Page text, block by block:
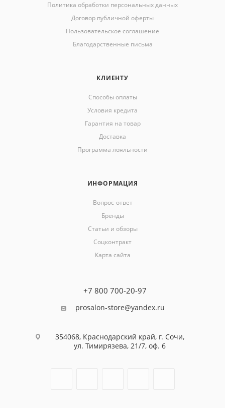
Политика обработки персональных данных
Договор публичной оферты
Пользовательское соглашение
Благодарственные письма
КЛИЕНТУ
Способы оплаты
Условия кредита
Гарантия на товар
Доставка
Программа лояльности
ИНФОРМАЦИЯ
Вопрос-ответ
Бренды
Статьи и обзоры
Соцконтракт
Карта сайта
+7 800 700-20-97
prosalon-store@yandex.ru
354068, Краснодарский край, г. Сочи,
ул. Тимирязева, 21/7, оф. 6